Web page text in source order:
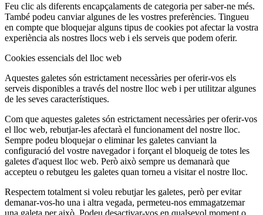
Feu clic als diferents encapçalaments de categoria per saber-ne més.
També podeu canviar algunes de les vostres preferències. Tingueu
en compte que bloquejar alguns tipus de cookies pot afectar la vostra
experiència als nostres llocs web i els serveis que podem oferir.
Cookies essencials del lloc web
Aquestes galetes són estrictament necessàries per oferir-vos els
serveis disponibles a través del nostre lloc web i per utilitzar algunes
de les seves característiques.
Com que aquestes galetes són estrictament necessàries per oferir-vos
el lloc web, rebutjar-les afectarà el funcionament del nostre lloc.
Sempre podeu bloquejar o eliminar les galetes canviant la
configuració del vostre navegador i forçant el bloqueig de totes les
galetes d'aquest lloc web. Però això sempre us demanarà que
accepteu o rebutgeu les galetes quan torneu a visitar el nostre lloc.
Respectem totalment si voleu rebutjar les galetes, però per evitar
demanar-vos-ho una i altra vegada, permeteu-nos emmagatzemar
una galeta per això. Podeu desactivar-vos en qualsevol moment o